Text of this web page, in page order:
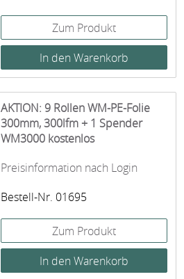
Zum Produkt
AKTION: 9 Rollen WM-PE-Folie
300mm, 300lfm + 1 Spender
WM3000 kostenlos
Preisinformation nach Login
Bestell-Nr. 01695
Zum Produkt